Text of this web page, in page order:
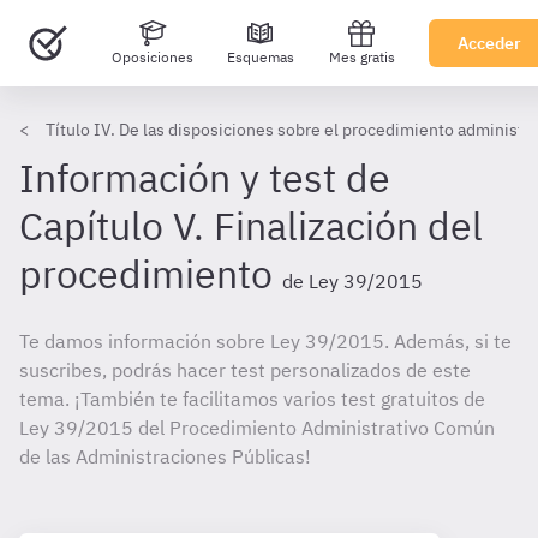
Oposiciones Esquemas Mes gratis
Acceder
Título IV. De las disposiciones sobre el procedimiento
Información y test de
Capítulo V. Finalización del
procedimiento de Ley 39/2015
Te damos información sobre Ley 39/2015. Además, si te
suscribes, podrás hacer test personalizados de este
tema. ¡También te facilitamos varios test gratuitos de
Ley 39/2015 del Procedimiento Administrativo Común
de las Administraciones Públicas!